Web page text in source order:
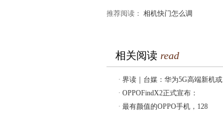
推荐阅读： 相机快门怎么调
相关阅读 read
· 界读｜台媒：华为5G高端新机或
· OPPOFindX2正式宣布：
· 最有颜值的OPPO手机，128